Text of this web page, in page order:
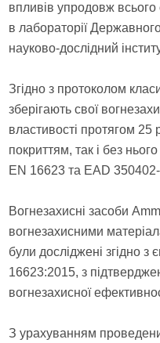
впливів упродовж всього
в лабораторії
науково-дослідний
Згідно з протоколом
зберігають свої
властивості протягом 25
покриттям, так і без
EN 16623 та EAD
Вогнезахисні засоби
вогнезахисними
були досліджені згідно
16623:2015, з
вогнезахисної
З урахуванням